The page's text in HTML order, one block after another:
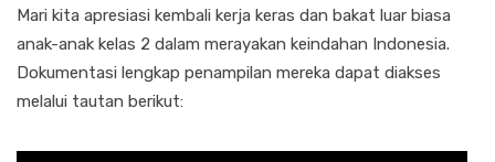
Mari kita apresiasi kembali kerja keras dan bakat luar biasa
anak-anak kelas 2 dalam merayakan keindahan Indonesia.
Dokumentasi lengkap penampilan mereka dapat diakses
melalui tautan berikut: